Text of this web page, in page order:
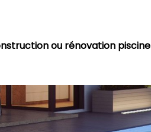
ou rénovation piscine